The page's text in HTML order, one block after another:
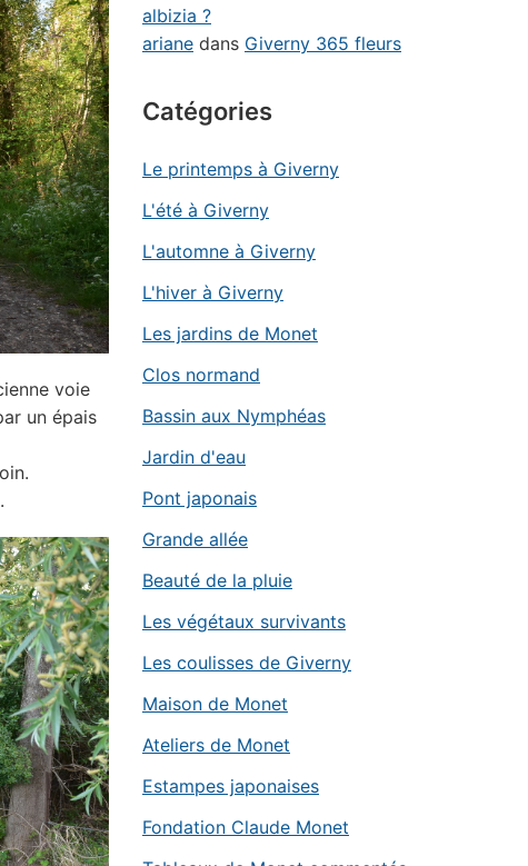
voie
un épais
albizia ?
ariane dans Giverny 365 fleurs
Catégories
Le printemps à Giverny
L'été à Giverny
L'automne à Giverny
L'hiver à Giverny
Les jardins de Monet
Clos normand
Bassin aux Nymphéas
Jardin d'eau
Pont japonais
Grande allée
Beauté de la pluie
Les végétaux survivants
Les coulisses de Giverny
Maison de Monet
Ateliers de Monet
Estampes japonaises
Fondation Claude Monet